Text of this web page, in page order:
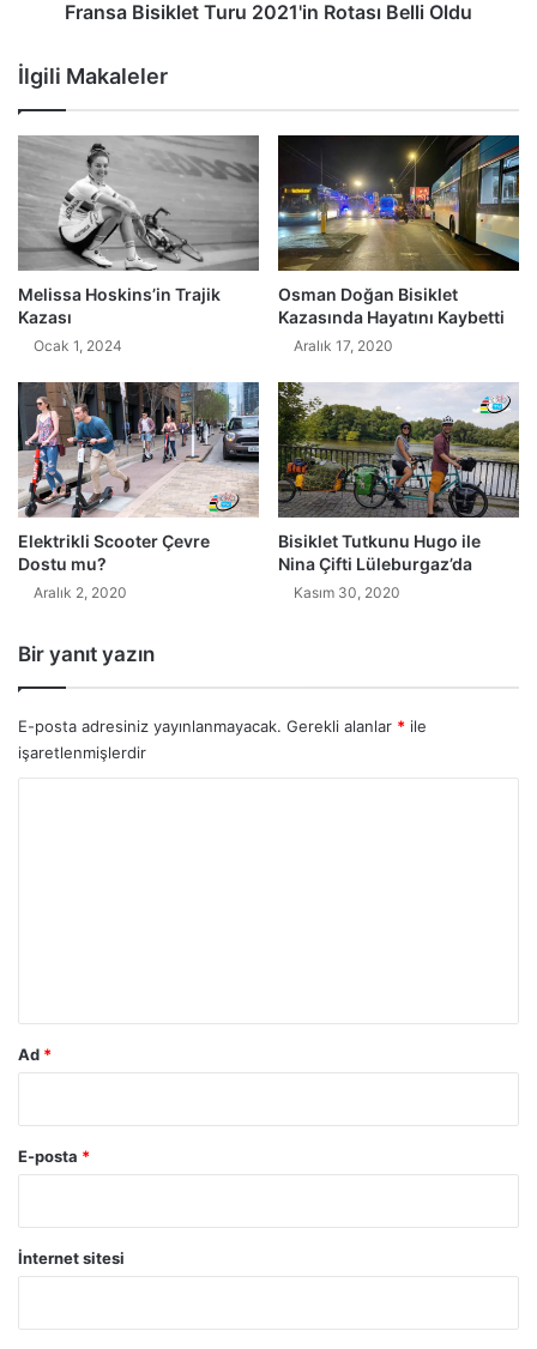
Fransa Bisiklet Turu 2021'in Rotası Belli Oldu
İlgili Makaleler
Melissa Hoskins’in Trajik
Kazası
Ocak 1, 2024
Osman Doğan Bisiklet
Kazasında Hayatını Kaybetti
Aralık 17, 2020
Elektrikli Scooter Çevre
Dostu mu?
Aralık 2, 2020
Bisiklet Tutkunu Hugo ile
Nina Çifti Lüleburgaz’da
Kasım 30, 2020
Bir yanıt yazın
E-posta adresiniz yayınlanmayacak. Gerekli alanlar * ile
işaretlenmişlerdir
Ad *
E-posta *
İnternet sitesi